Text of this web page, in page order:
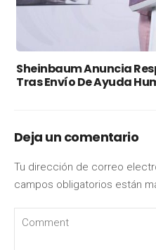
Sheinbaum Anuncia
Tras Envío De Ayuda
Deja un comentario
Tu dirección de correo
campos obligatorios están